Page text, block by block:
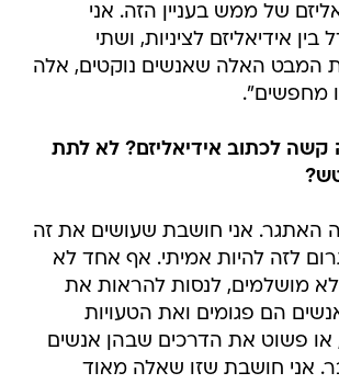
של ממש בעניין הזה. אני
אידיאליזם לציניות, ושתי
המבט האלה שאנשים נוקטים, אלה
מחפשים".
לכתוב אידיאליזם? לא לתת
האתגר. אני חושבת שעושים את זה
לזה להיות אמיתי. אף אחד לא
מושלמים, לנסות להראות את
הם פגומים ואת הטעויות
או פשוט את הדרכים שבהן אנשים
אני חושבת שזו שאלה מאוד